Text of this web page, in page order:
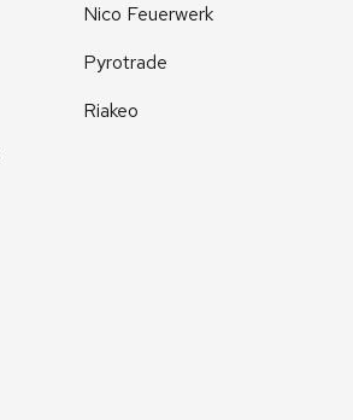
Nico Feuerwerk
Pyrotrade
Riakeo